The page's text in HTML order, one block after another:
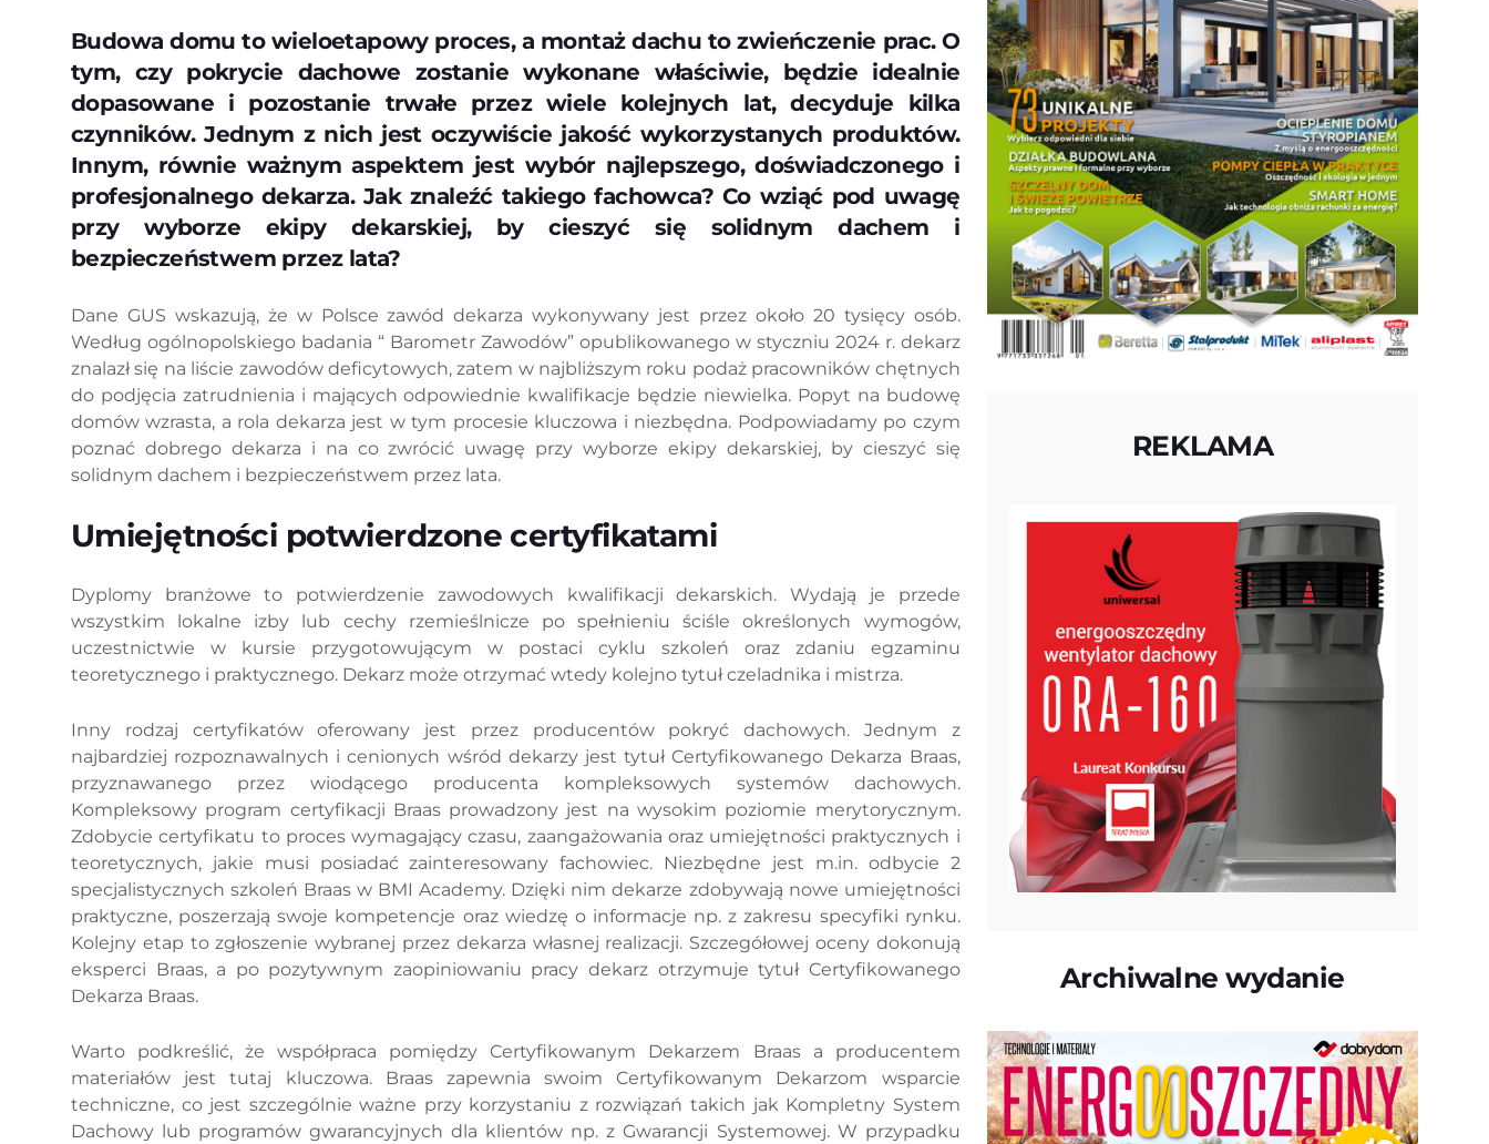
Budowa domu to wieloetapowy proces, a montaż dachu to zwieńczenie prac. O
tym, czy pokrycie dachowe zostanie wykonane właściwie, będzie idealnie
dopasowane i pozostanie trwałe przez wiele kolejnych lat, decyduje kilka
czynników. Jednym z nich jest oczywiście jakość wykorzystanych produktów.
Innym, równie ważnym aspektem jest wybór najlepszego, doświadczonego i
profesjonalnego dekarza. Jak znaleźć takiego fachowca? Co wziąć pod uwagę
przy wyborze ekipy dekarskiej, by cieszyć się solidnym dachem i
bezpieczeństwem przez lata?
Dane GUS wskazują, że w Polsce zawód dekarza wykonywany jest przez około 20 tysięcy osób.
Według ogólnopolskiego badania “ Barometr Zawodów” opublikowanego w styczniu 2024 r. dekarz
znalazł się na liście zawodów deficytowych, zatem w najbliższym roku podaż pracowników chętnych
do podjęcia zatrudnienia i mających odpowiednie kwalifikacje będzie niewielka. Popyt na budowę
domów wzrasta, a rola dekarza jest w tym procesie kluczowa i niezbędna. Podpowiadamy po czym
poznać dobrego dekarza i na co zwrócić uwagę przy wyborze ekipy dekarskiej, by cieszyć się
solidnym dachem i bezpieczeństwem przez lata.
Umiejętności potwierdzone certyfikatami
Dyplomy branżowe to potwierdzenie zawodowych kwalifikacji dekarskich. Wydają je przede
wszystkim lokalne izby lub cechy rzemieślnicze po spełnieniu ściśle określonych wymogów,
uczestnictwie w kursie przygotowującym w postaci cyklu szkoleń oraz zdaniu egzaminu
teoretycznego i praktycznego. Dekarz może otrzymać wtedy kolejno tytuł czeladnika i mistrza.
Inny rodzaj certyfikatów oferowany jest przez producentów pokryć dachowych. Jednym z
najbardziej rozpoznawalnych i cenionych wśród dekarzy jest tytuł Certyfikowanego Dekarza Braas,
przyznawanego przez wiodącego producenta kompleksowych systemów dachowych.
Kompleksowy program certyfikacji Braas prowadzony jest na wysokim poziomie merytorycznym.
Zdobycie certyfikatu to proces wymagający czasu, zaangażowania oraz umiejętności praktycznych i
teoretycznych, jakie musi posiadać zainteresowany fachowiec. Niezbędne jest m.in. odbycie 2
specjalistycznych szkoleń Braas w BMI Academy. Dzięki nim dekarze zdobywają nowe umiejętności
praktyczne, poszerzają swoje kompetencje oraz wiedzę o informacje np. z zakresu specyfiki rynku.
Kolejny etap to zgłoszenie wybranej przez dekarza własnej realizacji. Szczegółowej oceny dokonują
eksperci Braas, a po pozytywnym zaopiniowaniu pracy dekarz otrzymuje tytuł Certyfikowanego
Dekarza Braas.
Warto podkreślić, że współpraca pomiędzy Certyfikowanym Dekarzem Braas a producentem
materiałów jest tutaj kluczowa. Braas zapewnia swoim Certyfikowanym Dekarzom wsparcie
techniczne, co jest szczególnie ważne przy korzystaniu z rozwiązań takich jak Kompletny System
Dachowy lub programów gwarancyjnych dla klientów np. z Gwarancji Systemowej. W przypadku
REKLAMA
Archiwalne wydanie